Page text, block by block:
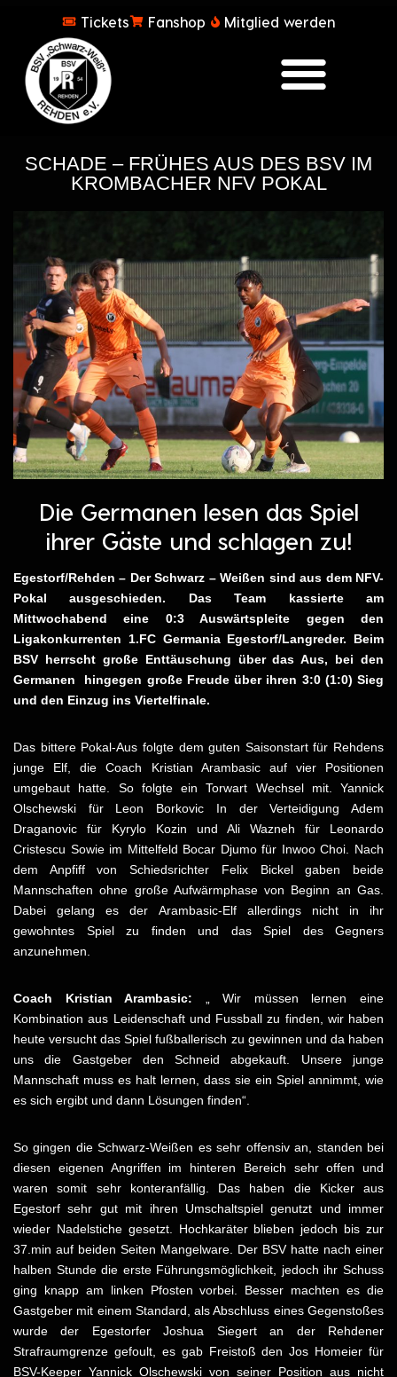
Tickets Fanshop Mitglied werden
SCHADE – FRÜHES AUS DES BSV IM
KROMBACHER NFV POKAL
Die Germanen lesen das Spiel
ihrer Gäste und schlagen zu!
Egestorf/Rehden – Der Schwarz – Weißen sind aus dem NFV-
Pokal ausgeschieden. Das Team kassierte am
Mittwochabend eine 0:3 Auswärtspleite gegen den
Ligakonkurrenten 1.FC Germania Egestorf/Langreder. Beim
BSV herrscht große Enttäuschung über das Aus, bei den
Germanen hingegen große Freude über ihren 3:0 (1:0) Sieg
und den Einzug ins Viertelfinale.
Das bittere Pokal-Aus folgte dem guten Saisonstart für Rehdens
junge Elf, die Coach Kristian Arambasic auf vier Positionen
umgebaut hatte. So folgte ein Torwart Wechsel mit. Yannick
Olschewski für Leon Borkovic In der Verteidigung Adem
Draganovic für Kyrylo Kozin und Ali Wazneh für Leonardo
Cristescu Sowie im Mittelfeld Bocar Djumo für Inwoo Choi. Nach
dem Anpfiff von Schiedsrichter Felix Bickel gaben beide
Mannschaften ohne große Aufwärmphase von Beginn an Gas.
Dabei gelang es der Arambasic-Elf allerdings nicht in ihr
gewohntes Spiel zu finden und das Spiel des Gegners
anzunehmen.
Coach Kristian Arambasic: „ Wir müssen lernen eine
Kombination aus Leidenschaft und Fussball zu finden, wir haben
heute versucht das Spiel fußballerisch zu gewinnen und da haben
uns die Gastgeber den Schneid abgekauft. Unsere junge
Mannschaft muss es halt lernen, dass sie ein Spiel annimmt, wie
es sich ergibt und dann Lösungen finden“.
So gingen die Schwarz-Weißen es sehr offensiv an, standen bei
diesen eigenen Angriffen im hinteren Bereich sehr offen und
waren somit sehr konteranfällig. Das haben die Kicker aus
Egestorf sehr gut mit ihren Umschaltspiel genutzt und immer
wieder Nadelstiche gesetzt. Hochkaräter blieben jedoch bis zur
37.min auf beiden Seiten Mangelware. Der BSV hatte nach einer
halben Stunde die erste Führungsmöglichkeit, jedoch ihr Schuss
ging knapp am linken Pfosten vorbei. Besser machten es die
Gastgeber mit einem Standard, als Abschluss eines Gegenstoßes
wurde der Egestorfer Joshua Siegert an der Rehdener
Strafraumgrenze gefoult, es gab Freistoß den Jos Homeier für
BSV-Keeper Yannick Olschewski von seiner Position aus nicht